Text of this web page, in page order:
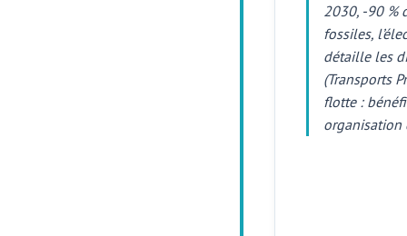
2030, -90 %
fossiles,
détaille les
(Transports
flotte :
organisation